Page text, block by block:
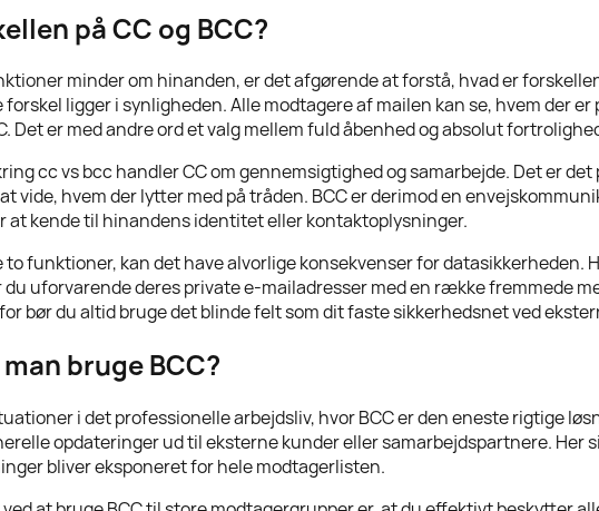
på CC og BCC?
minder om hinanden, er det afgørende at forstå, hvad er
ligger i synligheden. Alle modtagere af mailen kan se, hvem der
Det er med andre ord et valg mellem fuld åbenhed og absolut
cc vs bcc handler CC om gennemsigtighed og samarbejde. Det er
vide, hvem der lytter med på tråden. BCC er derimod en
at kende til hinandens identitet eller kontaktoplysninger.
to funktioner, kan det have alvorlige konsekvenser for datasikkerheden.
du uforvarende deres private e-mailadresser med en række fremmede
bør du altid bruge det blinde felt som dit faste sikkerhedsnet ved
bruge BCC?
i det professionelle arbejdsliv, hvor BCC er den eneste rigtige
opdateringer ud til eksterne kunder eller samarbejdspartnere. Her
bliver eksponeret for hele modtagerlisten.